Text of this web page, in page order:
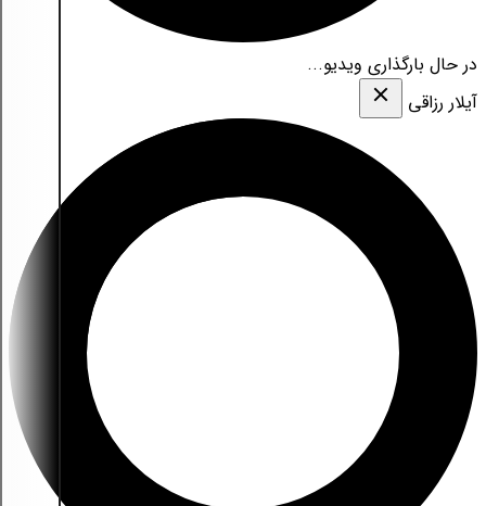
در حال بارگذاری ویدیو...
آیلار رزاقی